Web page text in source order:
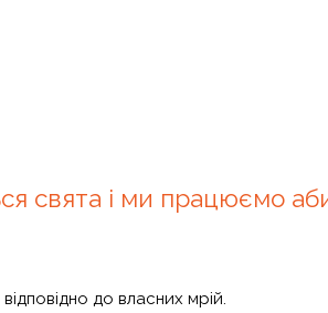
свята і ми працюємо аби
відповідно до власних мрій.